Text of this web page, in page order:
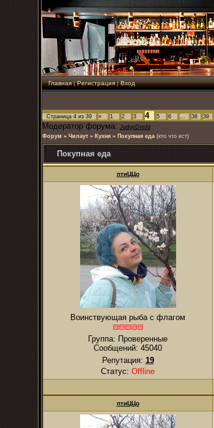
Главная|Регистрация|Вход
Страница 4 из 39 « 1 2 3 4 5 6 … 38 39
Модератор форума: JudgeDredd
Форум » Чилаут » Кухня » Покупная еда (кто что ест)
Покупная еда
птиЦЦо
Воинствующая рыба с флагом
Группа: Проверенные
Сообщений: 45040
Репутация: 19
Статус: Offline
птиЦЦо